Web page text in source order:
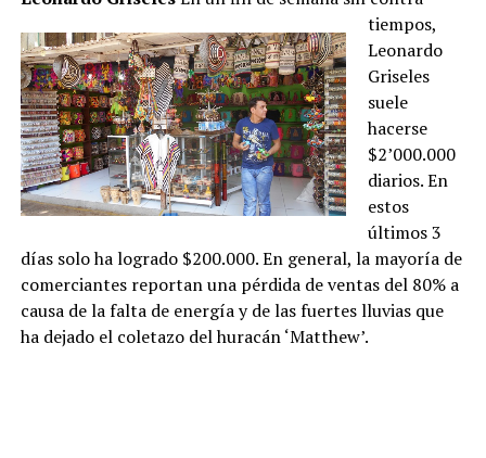
tiempos,
Leonardo
Griseles
suele
hacerse
$2’000.000
diarios. En
estos
últimos 3
días solo ha logrado $200.000. En general, la mayoría de
comerciantes reportan una pérdida de ventas del 80% a
causa de la falta de energía y de las fuertes lluvias que
ha dejado el coletazo del huracán ‘Matthew’.